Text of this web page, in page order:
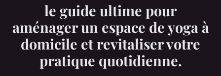
le guide ultime pour
aménager un espace de yoga à
domicile et revitaliser votre
pratique quotidienne.